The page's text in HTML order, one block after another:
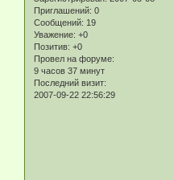
Приглашений: 0
Сообщений: 19
Уважение: +0
Позитив: +0
Провел на форуме:
9 часов 37 минут
Последний визит:
2007-09-22 22:56:29